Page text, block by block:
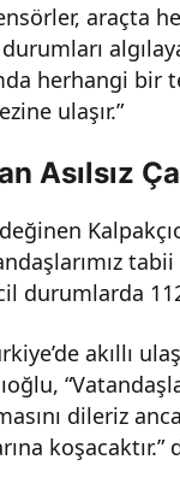
araçta
herhangi bir
ulaşır.”
Asılsız
tabii
durumlarda
akıllı
dileriz